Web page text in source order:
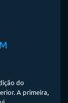
do
A primeira,